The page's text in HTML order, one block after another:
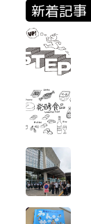
新着記事